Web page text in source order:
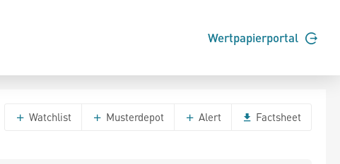
Wertpapierportal
Watchlist Musterdepot Alert Factsheet